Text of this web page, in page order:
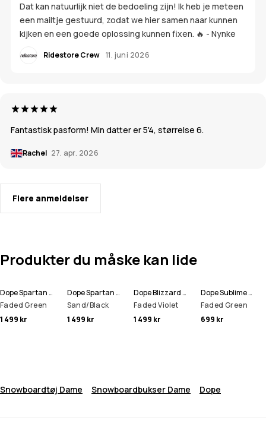
Dat kan natuurlijk niet de bedoeling zijn! Ik heb je meteen
een mailtje gestuurd, zodat we hier samen naar kunnen
kijken en een goede oplossing kunnen fixen. 🔥 - Nynke
Ridestore Crew 11. juni 2026
Fantastisk pasform! Min datter er 5'4, størrelse 6.
Rachel 27. apr. 2026
Flere anmeldelser
Produkter du måske kan lide
Dope Spartan W Snowboardjakke Dame
Faded Green
1 499 kr
Dope Spartan W Snowboardjakke Dame
Sand/Black
1 499 kr
Dope Blizzard W Full Zip Snowboardjakke Dame
Faded Violet
1 499 kr
Dope Sublime W Fleece-hoodie Dame
Faded Green
699 kr
Snowboardtøj Dame Snowboardbukser Dame Dope